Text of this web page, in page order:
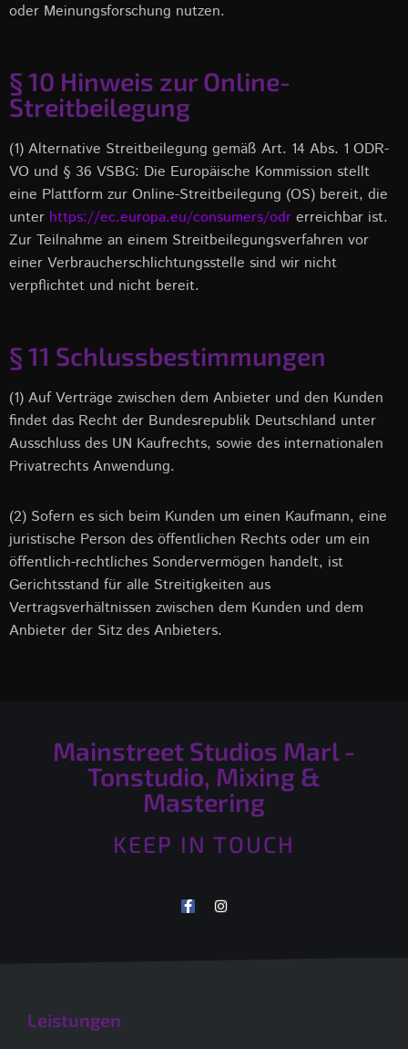
oder Meinungsforschung nutzen.
§ 10 Hinweis zur Online-
Streitbeilegung
(1) Alternative Streitbeilegung gemäß Art. 14 Abs. 1 ODR-
VO und § 36 VSBG: Die Europäische Kommission stellt
eine Plattform zur Online-Streitbeilegung (OS) bereit, die
unter https://ec.europa.eu/consumers/odr erreichbar ist.
Zur Teilnahme an einem Streitbeilegungsverfahren vor
einer Verbraucherschlichtungsstelle sind wir nicht
verpflichtet und nicht bereit.
§ 11 Schlussbestimmungen
(1) Auf Verträge zwischen dem Anbieter und den Kunden
findet das Recht der Bundesrepublik Deutschland unter
Ausschluss des UN Kaufrechts, sowie des internationalen
Privatrechts Anwendung.
(2) Sofern es sich beim Kunden um einen Kaufmann, eine
juristische Person des öffentlichen Rechts oder um ein
öffentlich-rechtliches Sondervermögen handelt, ist
Gerichtsstand für alle Streitigkeiten aus
Vertragsverhältnissen zwischen dem Kunden und dem
Anbieter der Sitz des Anbieters.
Mainstreet Studios Marl -
Tonstudio, Mixing &
Mastering
KEEP IN TOUCH
Leistungen